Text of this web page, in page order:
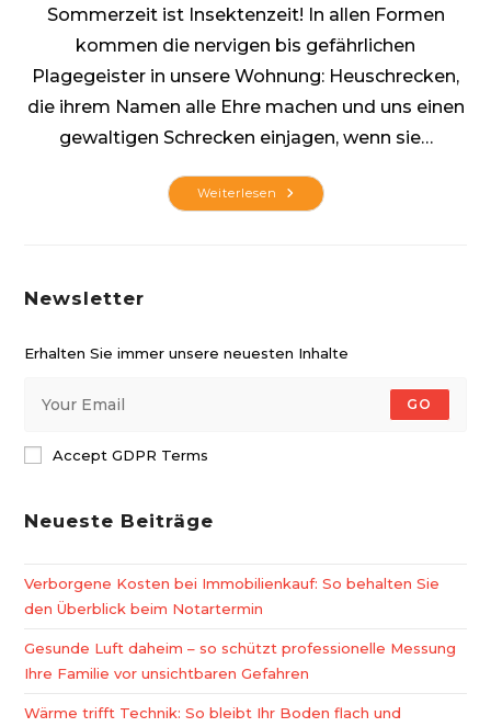
Sommerzeit ist Insektenzeit! In allen Formen
kommen die nervigen bis gefährlichen
Plagegeister in unsere Wohnung: Heuschrecken,
die ihrem Namen alle Ehre machen und uns einen
gewaltigen Schrecken einjagen, wenn sie…
Weiterlesen Insektenschutz
Für
Newsletter
Erhalten Sie immer unsere neuesten Inhalte
GO
Accept GDPR Terms
Neueste Beiträge
Verborgene Kosten bei Immobilienkauf: So behalten Sie
den Überblick beim Notartermin
Gesunde Luft daheim – so schützt professionelle Messung
Ihre Familie vor unsichtbaren Gefahren
Wärme trifft Technik: So bleibt Ihr Boden flach und